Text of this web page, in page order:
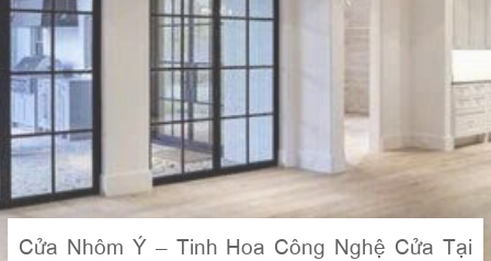
Cửa Nhôm Ý – Tinh Hoa Công Nghệ Cửa Tại